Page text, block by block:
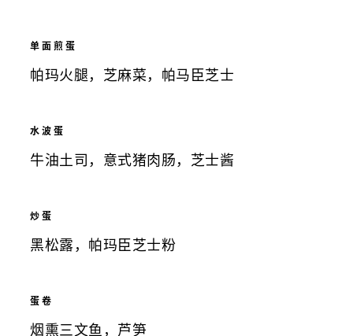
单面煎蛋
帕玛火腿，芝麻菜，帕马臣芝士
水波蛋
牛油土司，意式猪肉肠，芝士酱
炒蛋
黑松露，帕玛臣芝士粉
蛋卷
烟熏三文鱼，芦笋